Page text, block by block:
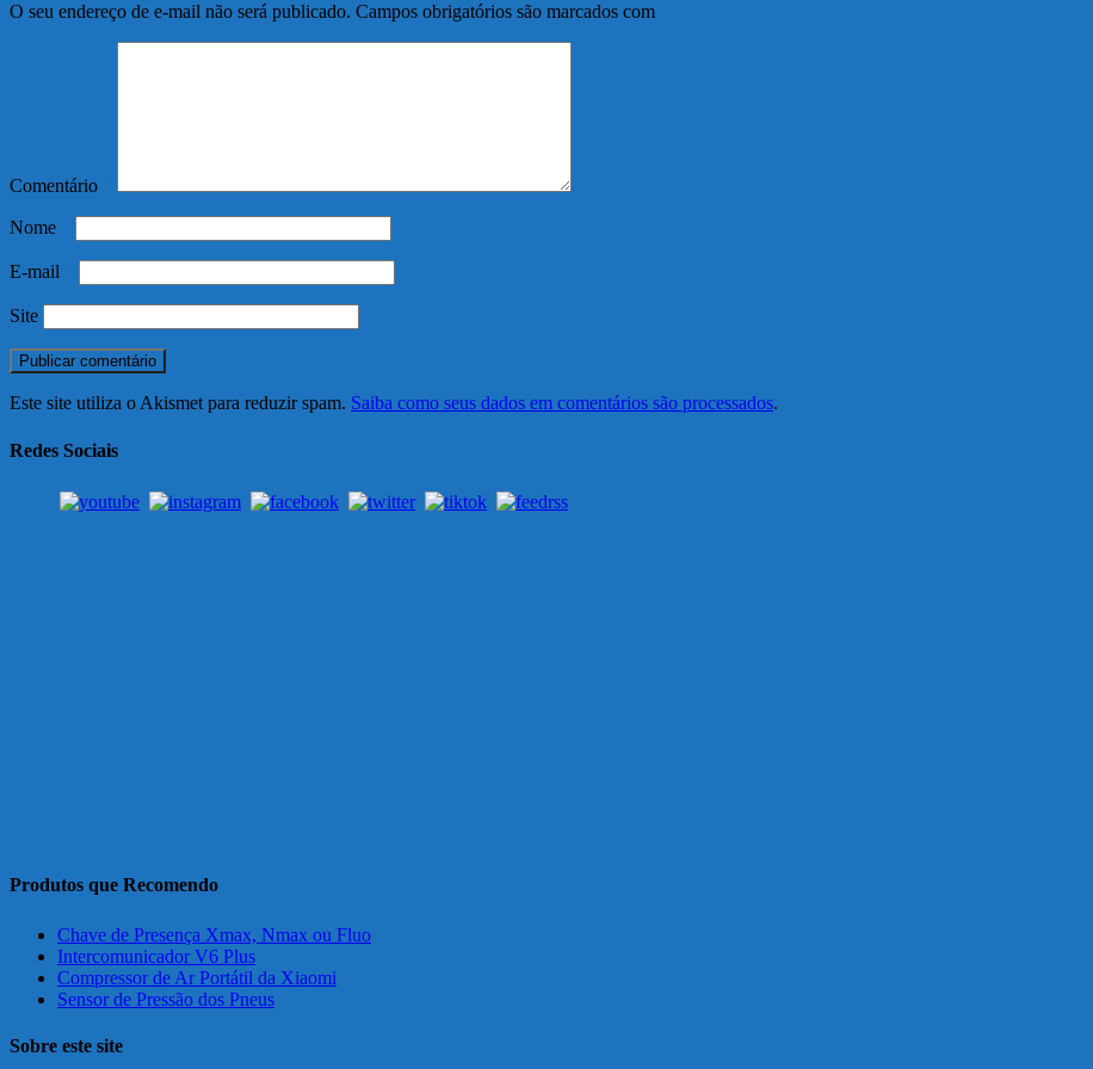
O seu endereço de e-mail não será publicado. Campos obrigatórios são marcados com
Comentário
Nome
E-mail
Site
Este site utiliza o Akismet para reduzir spam. Saiba como seus dados em comentários são processados.
Redes Sociais
Produtos que Recomendo
Chave de Presença Xmax, Nmax ou Fluo
Intercomunicador V6 Plus
Compressor de Ar Portátil da Xiaomi
Sensor de Pressão dos Pneus
Sobre este site